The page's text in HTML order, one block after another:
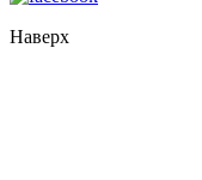
Наверх